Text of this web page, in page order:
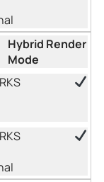
Hybrid Render
Mode